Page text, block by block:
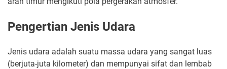
Pengertian Jenis Udara
Jenis udara adalah suatu massa udara yang sangat luas
(berjuta-juta kilometer) dan mempunyai sifat dan lembab